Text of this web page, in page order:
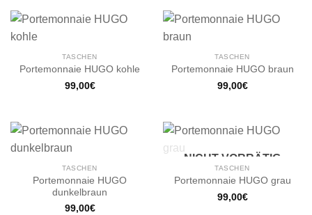
TASCHEN
Portemonnaie HUGO kohle
99,00€
TASCHEN
Portemonnaie HUGO braun
99,00€
TASCHEN
Portemonnaie HUGO
dunkelbraun
99,00€
NICHT VORRÄTIG
TASCHEN
Portemonnaie HUGO grau
99,00€